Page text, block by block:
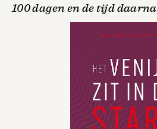
100 dagen en de tijd daarna